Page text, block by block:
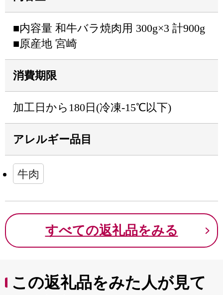
■内容量 和牛バラ焼肉用 300g×3 計900g
■原産地 宮崎
消費期限
加工日から180日(冷凍‐15℃以下)
アレルギー品目
牛肉
すべての返礼品をみる
この返礼品をみた人が見て